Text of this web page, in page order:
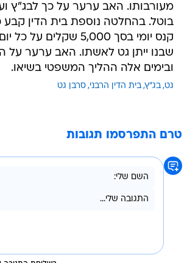
מעורבותו. האב ערער על כך לבג"ץ
בוטל. בהחלטה נוספת בית הדין קבע
קנס יומי בסך 5,000 שקלים
שבנו ייתן גט לאשתו. האב ערער על
ובימים אלה ההליך המשפטי בשיאו.
גט בג"ץ בית הדין הרבני סרבן גט
טרם התפרסמו תגובות